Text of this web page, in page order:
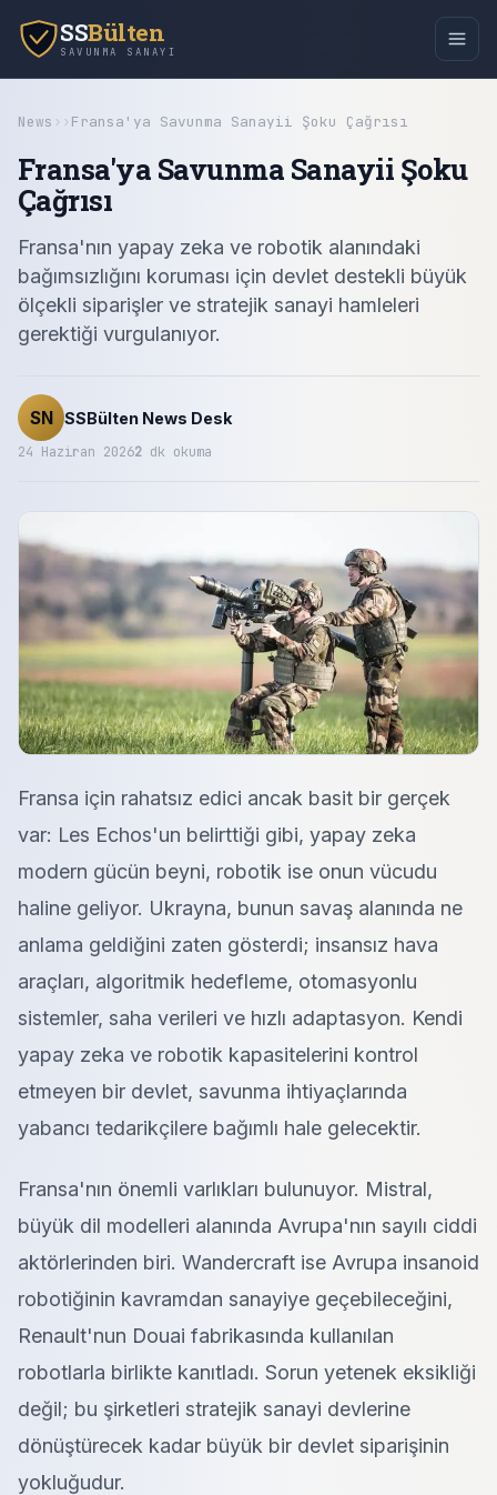
SSBülten
SAVUNMA SANAYI
News › › Fransa'ya Savunma Sanayii Şoku Çağrısı
Fransa'ya Savunma Sanayii Şoku
Çağrısı
Fransa'nın yapay zeka ve robotik alanındaki
bağımsızlığını koruması için devlet destekli büyük
ölçekli siparişler ve stratejik sanayi hamleleri
gerektiği vurgulanıyor.
SN SSBülten News Desk
24 Haziran 20262 dk okuma
Fransa için rahatsız edici ancak basit bir gerçek
var: Les Echos'un belirttiği gibi, yapay zeka
modern gücün beyni, robotik ise onun vücudu
haline geliyor. Ukrayna, bunun savaş alanında ne
anlama geldiğini zaten gösterdi; insansız hava
araçları, algoritmik hedefleme, otomasyonlu
sistemler, saha verileri ve hızlı adaptasyon. Kendi
yapay zeka ve robotik kapasitelerini kontrol
etmeyen bir devlet, savunma ihtiyaçlarında
yabancı tedarikçilere bağımlı hale gelecektir.
Fransa'nın önemli varlıkları bulunuyor. Mistral,
büyük dil modelleri alanında Avrupa'nın sayılı ciddi
aktörlerinden biri. Wandercraft ise Avrupa insanoid
robotiğinin kavramdan sanayiye geçebileceğini,
Renault'nun Douai fabrikasında kullanılan
robotlarla birlikte kanıtladı. Sorun yetenek eksikliği
değil; bu şirketleri stratejik sanayi devlerine
dönüştürecek kadar büyük bir devlet siparişinin
yokluğudur.